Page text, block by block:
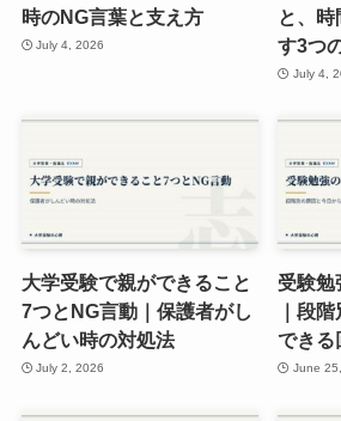
時のNG言葉と支え方
July 4, 2026
と、
す3つ
July 4,
大学受験で親ができること
7つとNG言動｜保護者がし
んどい時の対処法
July 2, 2026
受験勉
｜段
できる
June